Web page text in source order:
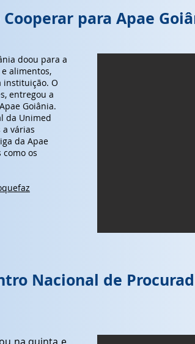
para Apae
doou para a
alimentos,
instituição. O
entregou a
Goiânia.
da Unimed
a várias
da Apae
os
Nacional de